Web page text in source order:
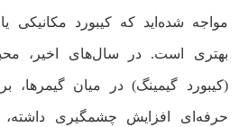
مواجه شده‌اید که کیبورد مکانیکی
بهتری است. در سال‌های اخیر،
(کیبورد گیمینگ) در میان گیمرها،
حرفه‌ای افزایش چشمگیری داشته،